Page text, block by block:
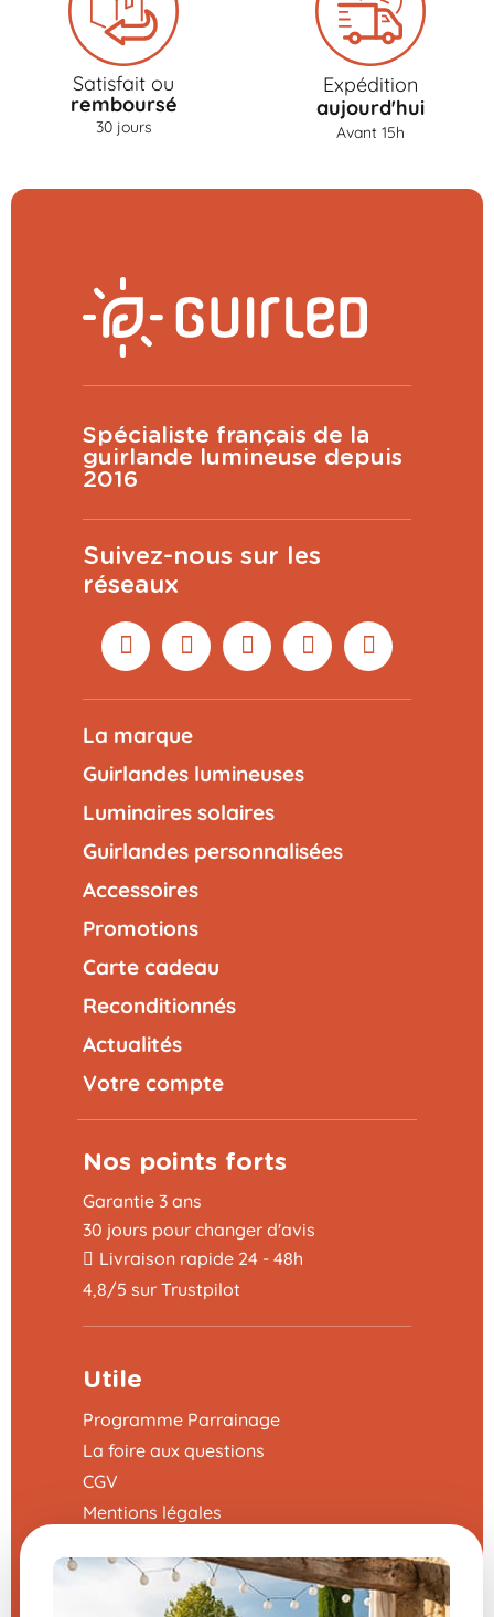
Satisfait ou
remboursé
30 jours
Expédition
aujourd'hui
Avant 15h
Spécialiste français de la
guirlande lumineuse depuis
2016
Suivez-nous sur les
réseaux
La marque
Guirlandes lumineuses
Luminaires solaires
Guirlandes personnalisées
Accessoires
Promotions
Carte cadeau
Reconditionnés
Actualités
Votre compte
Nos points forts
Garantie 3 ans
30 jours pour changer d'avis
Livraison rapide 24 - 48h
4,8/5 sur Trustpilot
Utile
Programme Parrainage
La foire aux questions
CGV
Mentions légales
Modifier mes préférences en matière de
cookies